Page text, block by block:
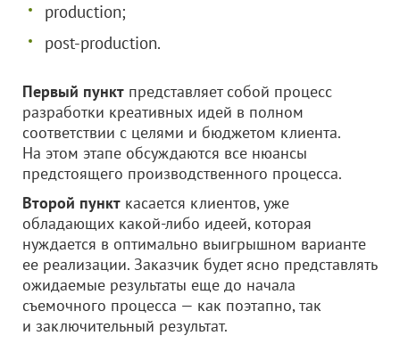
production;
post-production.
Первый пункт представляет собой процесс
разработки креативных идей в полном
соответствии с целями и бюджетом клиента.
На этом этапе обсуждаются все нюансы
предстоящего производственного процесса.
Второй пункт касается клиентов, уже
обладающих какой-либо идеей, которая
нуждается в оптимально выигрышном варианте
ее реализации. Заказчик будет ясно представлять
ожидаемые результаты еще до начала
съемочного процесса — как поэтапно, так
и заключительный результат.